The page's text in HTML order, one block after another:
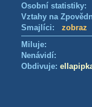
Osobní
Vztahy na
Smajlíci: zobraz
Miluje:
Nenávidí:
Obdivuje: